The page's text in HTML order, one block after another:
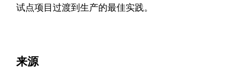
试点项目过渡到生产的最佳实践。
来源